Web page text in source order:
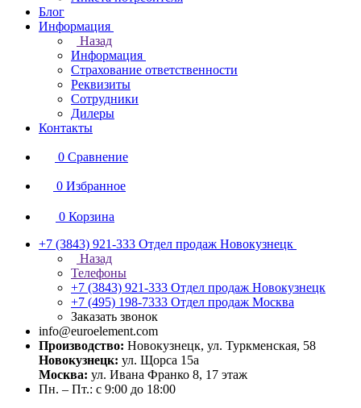
Блог
Информация
Назад
Информация
Страхование ответственности
Реквизиты
Сотрудники
Дилеры
Контакты
0 Сравнение
0 Избранное
0 Корзина
+7 (3843) 921-333 Отдел продаж Новокузнецк
Назад
Телефоны
+7 (3843) 921-333 Отдел продаж Новокузнецк
+7 (495) 198-7333 Отдел продаж Москва
Заказать звонок
info@euroelement.com
Производство: Новокузнецк, ул. Туркменская, 58
Новокузнецк: ул. Щорса 15а
Москва: ул. Ивана Франко 8, 17 этаж
Пн. – Пт.: с 9:00 до 18:00